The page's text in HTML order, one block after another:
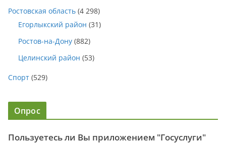
Ростовская область (4 298)
Егорлыкский район (31)
Ростов-на-Дону (882)
Целинский район (53)
Спорт (529)
Опрос
Пользуетесь ли Вы приложением "Госуслуги"